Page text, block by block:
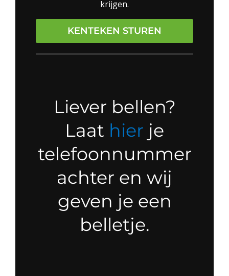
krijgen.
KENTEKEN STUREN
Liever bellen?
Laat hier je
telefoonnummer
achter en wij
geven je een
belletje.